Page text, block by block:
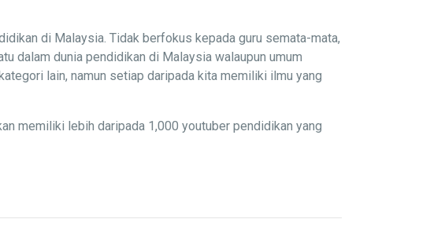
di Malaysia. Tidak berfokus kepada guru semata-mata,
dalam dunia pendidikan di Malaysia walaupun umum
lain, namun setiap daripada kita memiliki ilmu yang
memiliki lebih daripada 1,000 youtuber pendidikan yang